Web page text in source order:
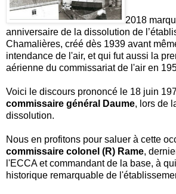
2018
anniversaire de la dissolution de
Chamalières, créé dès 1939 avant
intendance de l'air, et qui fut aussi la
aérienne du commissariat de l'air en
Voici le discours prononcé le 18 juin
commissaire général Daume, lors de
dissolution.
Nous en profitons pour saluer à cette
commissaire colonel (R) Rame,
l'ECCA et commandant de la base, à
historique remarquable de